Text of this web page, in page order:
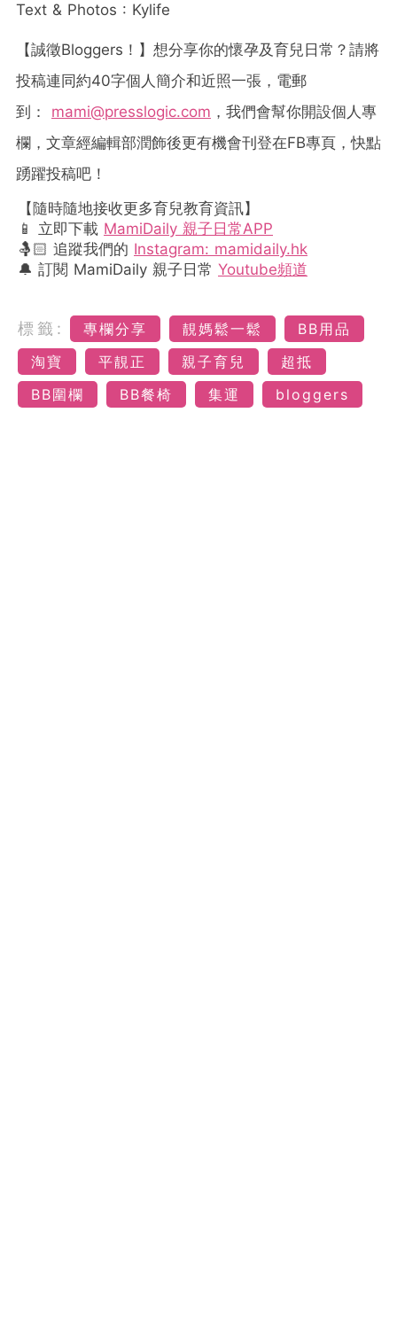
Text & Photos : Kylife
【誠徵Bloggers ！】想分享你的懷孕及育兒日常？請將
投稿連同約40字個人簡介和近照一張，電郵
到：
mami@presslogic.com ，我們會幫你開設個人專
欄，文章經編輯部潤飾後更有機會刊登在FB專頁，快點
踴躍投稿吧！
【隨時隨地接收更多育兒教育資訊】
📱 立即下載 MamiDaily 親子日常APP
🤱🏻 追蹤我們的 Instagram: mamidaily.hk
🔔 訂閱 MamiDaily 親子日常 Youtube頻道
標籤: 專欄分享 靚媽鬆一鬆
BB用品
淘寶
平靚正 親子育兒
超抵
BB圍欄
BB餐椅 集運 bloggers